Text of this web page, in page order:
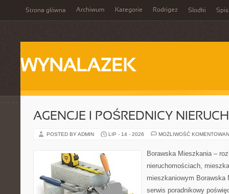
Strona główna Archiwum Kategorie Rodrigez Słodki Spis
WYNALAZEK
AGENCJE I POŚREDNICY
POSTED BY ADMIN LIP - 14 - 2026 MOŻLIWOŚĆ
Borawska Mieszkania –
nieruchomościach,
mieszkaniowym Borawska
serwis poradnikowy